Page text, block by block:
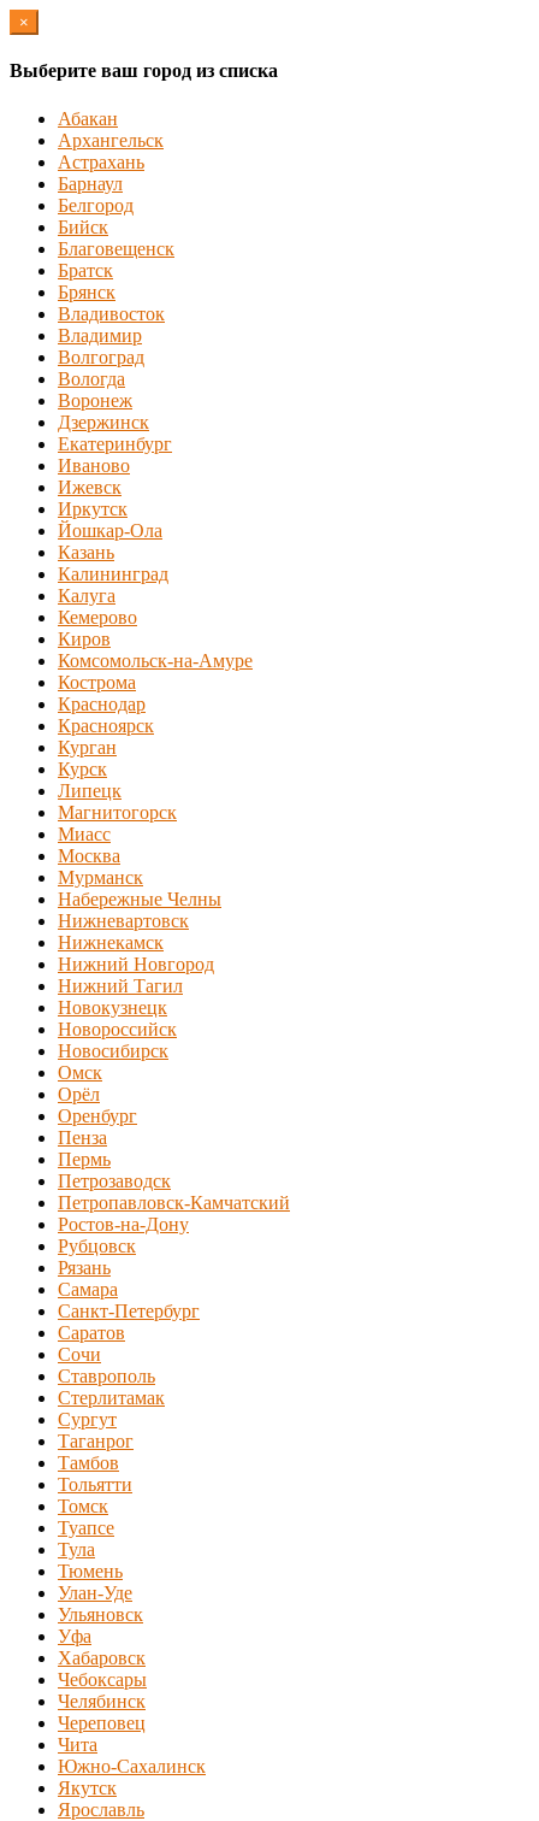
×
Выберите ваш город из списка
Абакан
Архангельск
Астрахань
Барнаул
Белгород
Бийск
Благовещенск
Братск
Брянск
Владивосток
Владимир
Волгоград
Вологда
Воронеж
Дзержинск
Екатеринбург
Иваново
Ижевск
Иркутск
Йошкар-Ола
Казань
Калининград
Калуга
Кемерово
Киров
Комсомольск-на-Амуре
Кострома
Краснодар
Красноярск
Курган
Курск
Липецк
Магнитогорск
Миасс
Москва
Мурманск
Набережные Челны
Нижневартовск
Нижнекамск
Нижний Новгород
Нижний Тагил
Новокузнецк
Новороссийск
Новосибирск
Омск
Орёл
Оренбург
Пенза
Пермь
Петрозаводск
Петропавловск-Камчатский
Ростов-на-Дону
Рубцовск
Рязань
Самара
Санкт-Петербург
Саратов
Сочи
Ставрополь
Стерлитамак
Сургут
Таганрог
Тамбов
Тольятти
Томск
Туапсе
Тула
Тюмень
Улан-Уде
Ульяновск
Уфа
Хабаровск
Чебоксары
Челябинск
Череповец
Чита
Южно-Сахалинск
Якутск
Ярославль